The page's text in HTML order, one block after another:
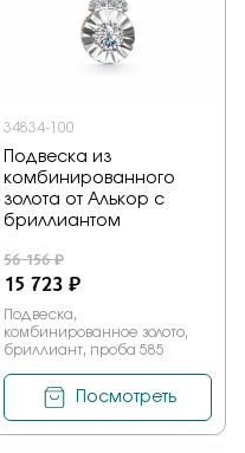
34834-100
Подвеска из
комбинированного
золота от Алькор с
бриллиантом
56 156 ₽
15 723 ₽
Подвеска,
комбинированное золото,
бриллиант, проба 585
Посмотреть